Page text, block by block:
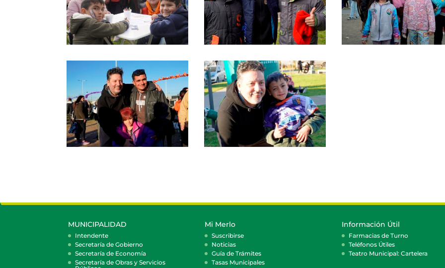
MUNICIPALIDAD
Intendente
Secretaría de Gobierno
Secretaría de Economía
Secretaría de Obras y Servicios
Mi Merlo
Suscribirse
Noticias
Guía de Trámites
Tasas Municipales
Información Útil
Farmacias de Turno
Teléfonos Útiles
Teatro Municipal: Cartelera